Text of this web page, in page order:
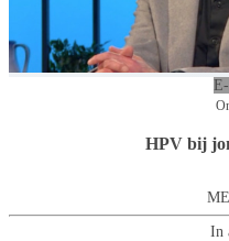
HPV bij
In